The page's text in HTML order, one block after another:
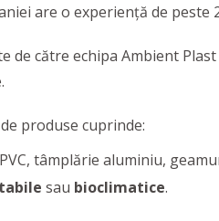
are o experienţă de peste
de către echipa Ambient
produse cuprinde:
tâmplărie aluminiu,
sau bioclimatice.